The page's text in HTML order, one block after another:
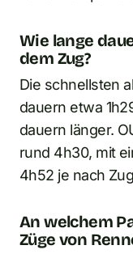
Wie lange
dem Zug?
Die schnellsten
dauern etwa
dauern länger.
rund 4h30, mit
4h52 je nach
An welchem
Züge von